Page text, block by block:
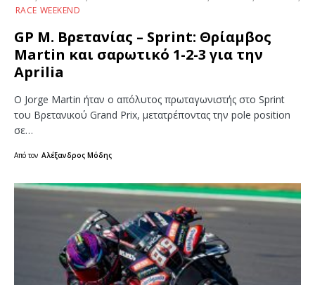
RACE WEEKEND
GP Μ. Βρετανίας – Sprint: Θρίαμβος
Martin και σαρωτικό 1-2-3 για την
Aprilia
Ο Jorge Martin ήταν ο απόλυτος πρωταγωνιστής στο Sprint
του Βρετανικού Grand Prix, μετατρέποντας την pole position
σε…
Από τον Αλέξανδρος Μόδης